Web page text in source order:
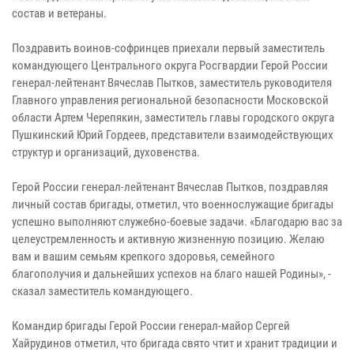
состав и ветераны.
Поздравить воинов-софринцев приехали первый заместитель
командующего Центрального округа Росгвардии Герой России
генерал-лейтенант Вячеслав Пытков, заместитель руководителя
Главного управления региональной безопасности Московской
области Артем Черепякин, заместитель главы городского округа
Пушкинский Юрий Гордеев, представители взаимодействующих
структур и организаций, духовенства.
Герой России генерал-лейтенант Вячеслав Пытков, поздравляя
личный состав бригады, отметил, что военнослужащие бригады
успешно выполняют служебно-боевые задачи. «Благодарю вас за
целеустремленность и активную жизненную позицию. Желаю
вам и вашим семьям крепкого здоровья, семейного
благополучия и дальнейших успехов на благо нашей Родины», -
сказал заместитель командующего.
Командир бригады Герой России генерал-майор Сергей
Хайрудинов отметил, что бригада свято чтит и хранит традиции и